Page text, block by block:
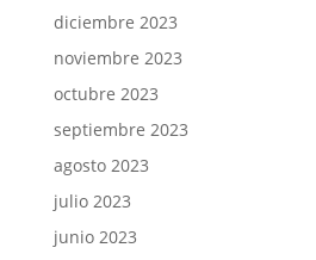
diciembre 2023
noviembre 2023
octubre 2023
septiembre 2023
agosto 2023
julio 2023
junio 2023